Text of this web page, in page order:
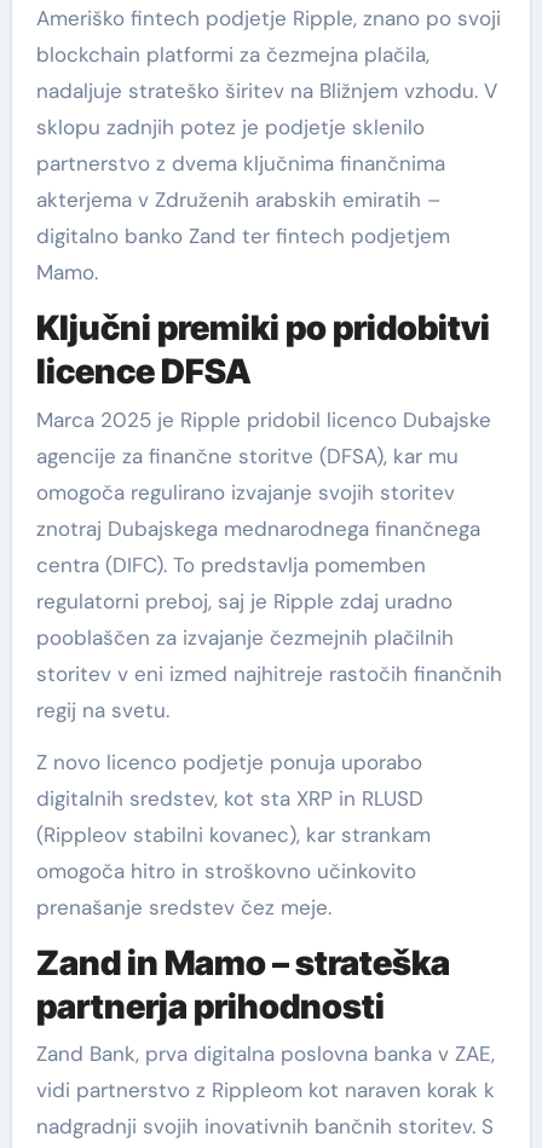
Ameriško fintech podjetje Ripple, znano po svoji
blockchain platformi za čezmejna plačila,
nadaljuje strateško širitev na Bližnjem vzhodu. V
sklopu zadnjih potez je podjetje sklenilo
partnerstvo z dvema ključnima finančnima
akterjema v Združenih arabskih emiratih –
digitalno banko Zand ter fintech podjetjem
Mamo.
Ključni premiki po pridobitvi
licence DFSA
Marca 2025 je Ripple pridobil licenco Dubajske
agencije za finančne storitve (DFSA), kar mu
omogoča regulirano izvajanje svojih storitev
znotraj Dubajskega mednarodnega finančnega
centra (DIFC). To predstavlja pomemben
regulatorni preboj, saj je Ripple zdaj uradno
pooblaščen za izvajanje čezmejnih plačilnih
storitev v eni izmed najhitreje rastočih finančnih
regij na svetu.
Z novo licenco podjetje ponuja uporabo
digitalnih sredstev, kot sta XRP in RLUSD
(Rippleov stabilni kovanec), kar strankam
omogoča hitro in stroškovno učinkovito
prenašanje sredstev čez meje.
Zand in Mamo – strateška
partnerja prihodnosti
Zand Bank, prva digitalna poslovna banka v ZAE,
vidi partnerstvo z Rippleom kot naraven korak k
nadgradnji svojih inovativnih bančnih storitev. S